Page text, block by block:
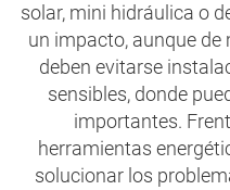
solar, mini hidráulica o
un impacto, aunque de
deben evitarse
sensibles, donde
importantes.
herramientas
solucionar los